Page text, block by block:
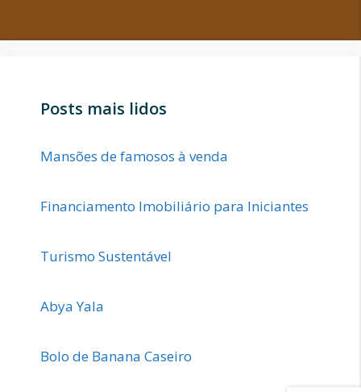
Posts mais lidos
Mansões de famosos à venda
Financiamento Imobiliário para Iniciantes
Turismo Sustentável
Abya Yala
Bolo de Banana Caseiro